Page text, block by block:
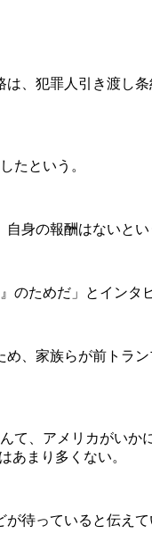
、犯罪人引き渡し
たという。
身の報酬はないとい
のためだ」とインタ
、家族らが前トラ
て、アメリカがいか
あまり多くない。
待っていると伝え